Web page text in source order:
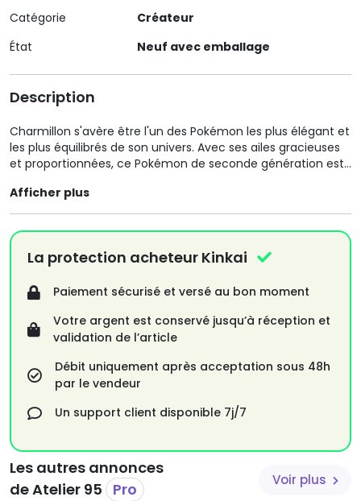
Catégorie
Créateur
État
Neuf avec emballage
Description
Charmillon s'avère être l'un des Pokémon les plus élégant et
les plus équilibrés de son univers. Avec ses ailes gracieuses
et proportionnées, ce Pokémon de seconde génération est
Cette création en résine et en papier est réalisée et peinte
à la main. Elle peut être accrochée sur un mur ou être
posée sur un support (étagère, meuble) et décorera
parfaitement votre espace.
- Noir
- Bois clair
La dimension du cadre est de 21,4cm x 21,4cm (8" x 8")
Chaque exemplaire est numéroté et signé.
Afficher plus
La protection acheteur Kinkai
Paiement sécurisé et versé au bon moment
Votre argent est conservé jusqu’à réception et
validation de l’article
Débit uniquement après acceptation sous 48h
par le vendeur
Un support client disponible 7j/7
Les autres annonces
de Atelier 95 Pro Voir plus